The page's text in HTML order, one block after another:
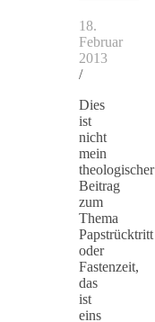
18.
Februar
2013
/
Dies
ist
nicht
mein
theologischer
Beitrag
zum
Thema
Papstrücktritt
oder
Fastenzeit,
das
ist
eins